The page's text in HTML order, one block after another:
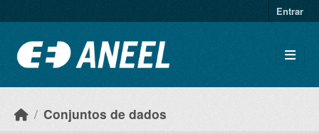
Entrar
Conjuntos de dados